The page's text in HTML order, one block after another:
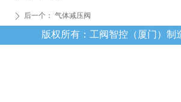
ꄲ 后一个： 气体减压阀
版权所有：工阀智控（厦门